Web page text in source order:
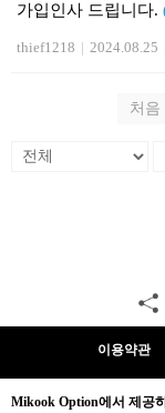
가입인사 드립니다.
thief1218 | 2024.08.25
처음
이용약관
Mikook Option에서 제공